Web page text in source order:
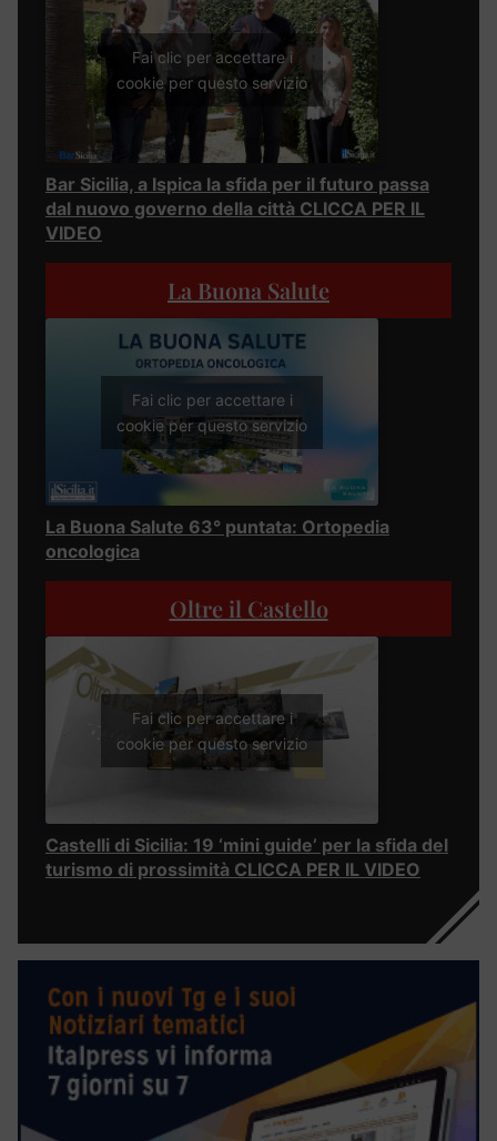
Fai clic per accettare i
cookie per questo servizio
Bar Sicilia, a Ispica la sfida per il futuro passa
dal nuovo governo della città CLICCA PER IL
VIDEO
La Buona Salute
Fai clic per accettare i
cookie per questo servizio
La Buona Salute 63° puntata: Ortopedia
oncologica
Oltre il Castello
Fai clic per accettare i
cookie per questo servizio
Castelli di Sicilia: 19 ‘mini guide’ per la sfida del
turismo di prossimità CLICCA PER IL VIDEO